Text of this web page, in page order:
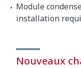
Module
installation
Nouveaux